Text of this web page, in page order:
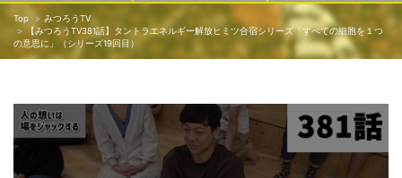
Top
みつろうTV
【みつろうTV381話】タントラエネルギー解放ヒミツ合宿シリーズ「すべての細胞を１つ
の意思に」（シリーズ19回目）